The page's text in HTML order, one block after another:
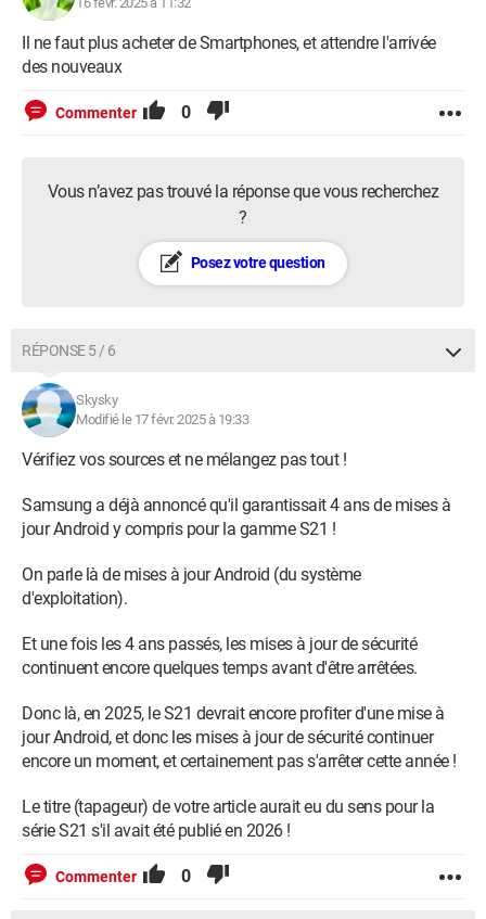
Il ne faut plus acheter de Smartphones, et attendre l'arrivée
des nouveaux
Commenter 0
Vous n’avez pas trouvé la réponse que vous recherchez
?
Posez votre question
RÉPONSE 5 / 6
Skysky
Modifié le 17 févr. 2025 à 19:33
Vérifiez vos sources et ne mélangez pas tout !
Samsung a déjà annoncé qu'il garantissait 4 ans de mises à
jour Android y compris pour la gamme S21 !
On parle là de mises à jour Android (du système
d'exploitation).
Et une fois les 4 ans passés, les mises à jour de sécurité
continuent encore quelques temps avant d'être arrêtées.
Donc là, en 2025, le S21 devrait encore profiter d'une mise à
jour Android, et donc les mises à jour de sécurité continuer
encore un moment, et certainement pas s'arrêter cette année !
Le titre (tapageur) de votre article aurait eu du sens pour la
série S21 s'il avait été publié en 2026 !
Commenter 0